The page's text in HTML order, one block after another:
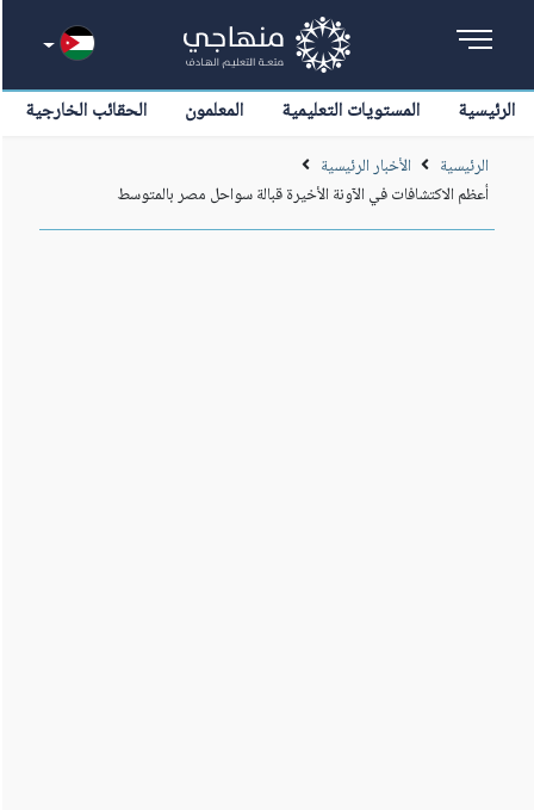
الرئيسية المستويات التعليمية المعلمون الحقائب الخارجية
الرئيسية
الأخبار الرئيسية
أعظم الاكتشافات في الآونة الأخيرة قبالة سواحل مصر بالمتوسط